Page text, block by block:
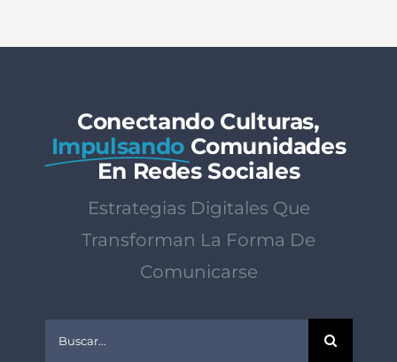
Conectando Culturas,
Impulsando Comunidades
En Redes Sociales
Estrategias Digitales Que
Transforman La Forma De
Comunicarse